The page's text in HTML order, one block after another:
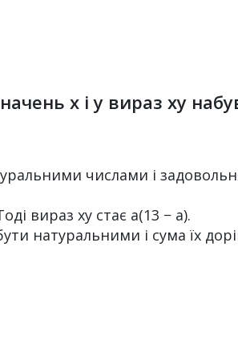
х і у вираз ху
числами і
вираз ху стає a(13 − a).
натуральними і сума їх